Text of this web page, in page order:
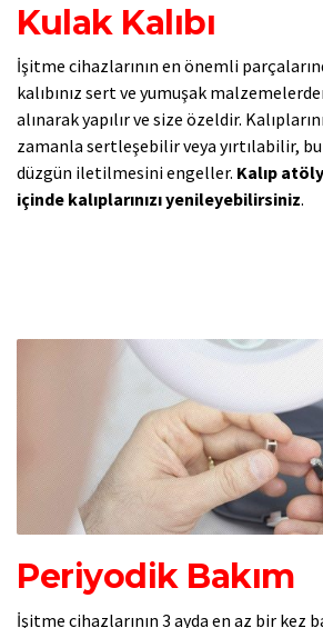
Kulak Kalıbı
İşitme cihazlarının en önemli
kalıbınız sert ve yumuşak
alınarak yapılır ve size özeldir.
zamanla sertleşebilir veya yırtılabilir,
düzgün iletilmesini engeller. Kalıp
içinde kalıplarınızı yenileyebilirsiniz.
Periyodik Bakım
İşitme cihazlarının 3 ayda en az bir kez